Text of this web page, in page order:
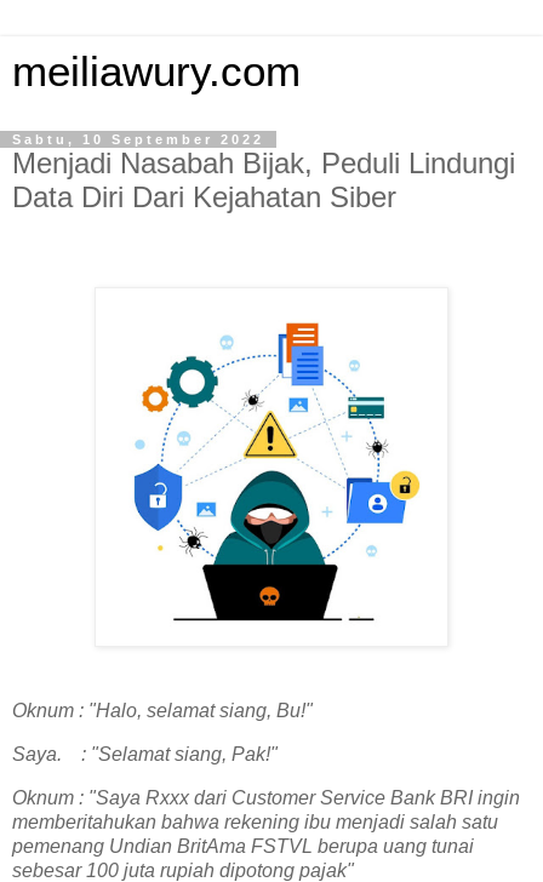
meiliawury.com
Sabtu, 10 September 2022
Menjadi Nasabah Bijak, Peduli Lindungi
Data Diri Dari Kejahatan Siber
Oknum : "Halo, selamat siang, Bu!"
Saya. : "Selamat siang, Pak!"
Oknum : "Saya Rxxx dari Customer Service Bank BRI ingin
memberitahukan bahwa rekening ibu menjadi salah satu
pemenang Undian BritAma FSTVL berupa uang tunai
sebesar 100 juta rupiah dipotong pajak"